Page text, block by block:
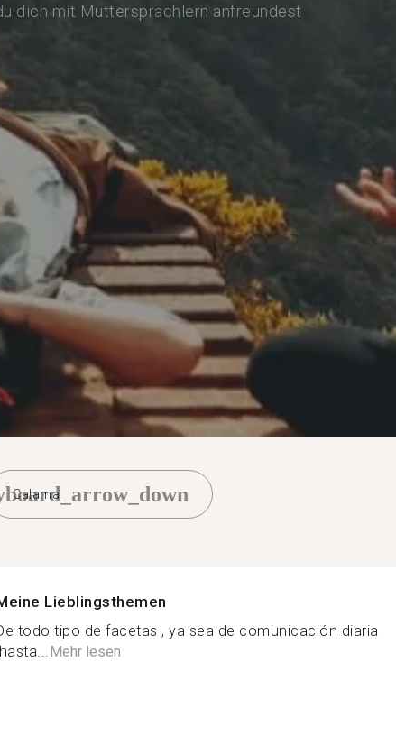
dich mit Muttersprachlern anfreundest
Calama
Lieblingsthemen
todo tipo de facetas , ya sea de comunicación diaria
Mehr lesen